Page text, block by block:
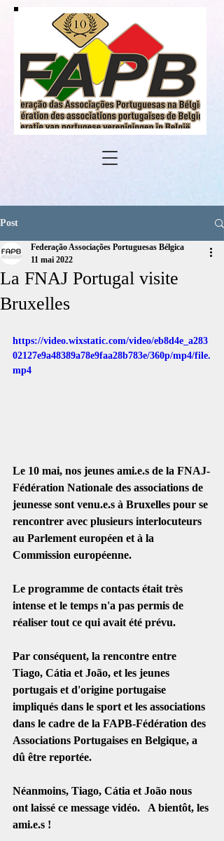
Post
La FNAJ Portugal visite
Bruxelles
Federação Associações Portuguesas Bélgica
11 mai 2022
https://video.wixstatic.com/video/eb8d4e_a283
02127e9a48389a78e9faa28b783e/360p/mp4/file.
mp4
Le 10 mai, nos jeunes ami.e.s de la FNAJ-
Fédération Nationale des associations de
jeunesse sont venu.e.s à Bruxelles pour se
rencontrer avec plusieurs interlocuteurs
au Parlement européen et à la
Commission européenne.
Le programme de contacts était très
intense et le temps n'a pas permis de
réaliser tout ce qui avait été prévu.
Par conséquent, la rencontre entre
Tiago, Cátia et João, et les jeunes
portugais et d'origine portugaise
impliqués dans le sport et les associations
dans le cadre de la FAPB-Fédération des
Associations Portugaises en Belgique, a
dû être reportée.
Néanmoins, Tiago, Cátia et João nous
ont laissé ce message vidéo.   A bientôt, les
ami.e.s !